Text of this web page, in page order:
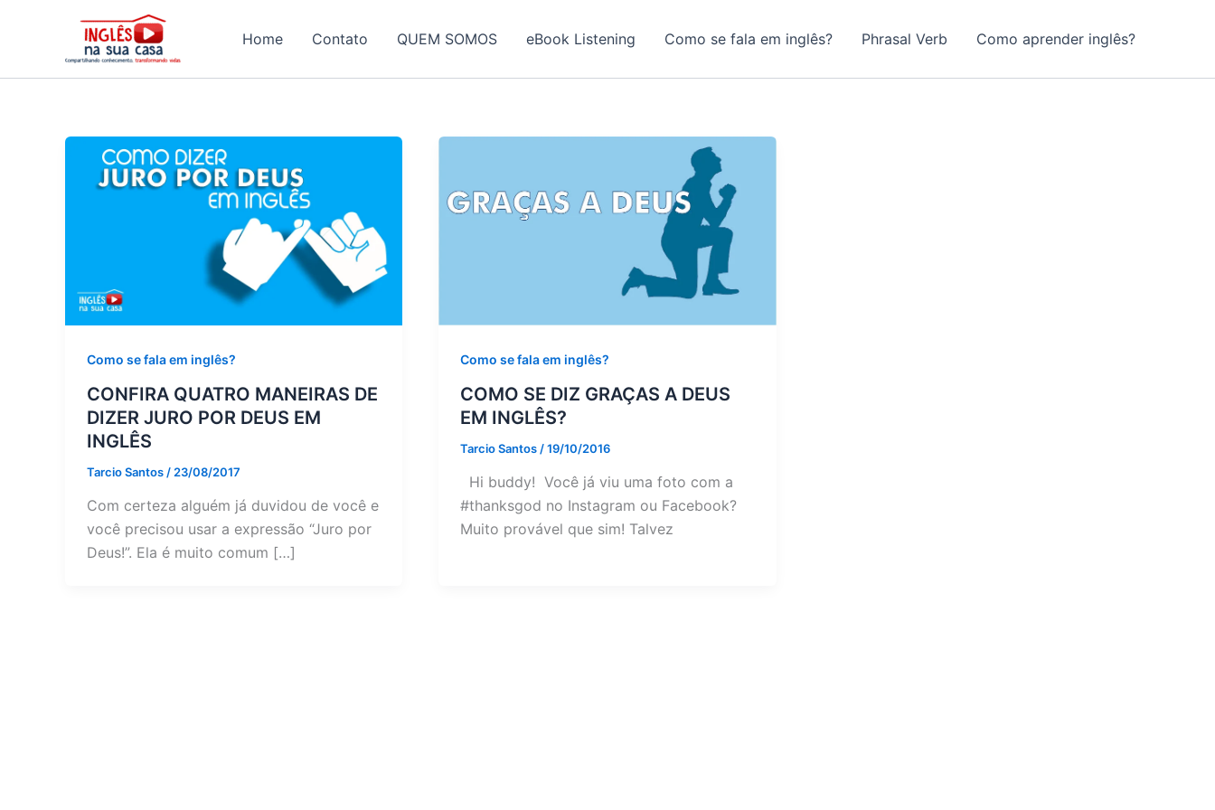
conteúdo
Home Contato QUEM SOMOS eBook Listening Como se fala em inglês? Phrasal Verb Como aprender inglês?
Como se fala em inglês?
CONFIRA QUATRO MANEIRAS DE
DIZER JURO POR DEUS EM
INGLÊS
Tarcio Santos / 23/08/2017
Com certeza alguém já duvidou de você e
você precisou usar a expressão “Juro por
Deus!”. Ela é muito comum […]
Como se fala em inglês?
COMO SE DIZ GRAÇAS A DEUS
EM INGLÊS?
Tarcio Santos /19/10/2016
Hi buddy! Você já viu uma foto com a
#thanksgod no Instagram ou Facebook?
Muito provável que sim! Talvez